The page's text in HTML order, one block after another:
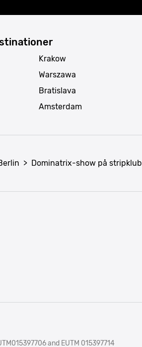
Krakow
Warszawa
Bratislava
Amsterdam
> Dominatrix-show på stripklub
and EUTM 015397714